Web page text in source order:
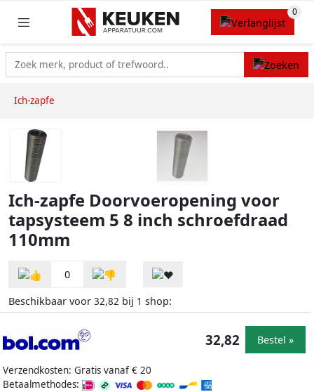
Ich-zapfe
Ich-zapfe Doorvoeropening voor
tapsysteem 5 8 inch schroefdraad
110mm
0
Beschikbaar voor 32,82 bij 1 shop:
Verzendkosten: Gratis vanaf € 20
Betaalmethodes:
32,82 Bestel »